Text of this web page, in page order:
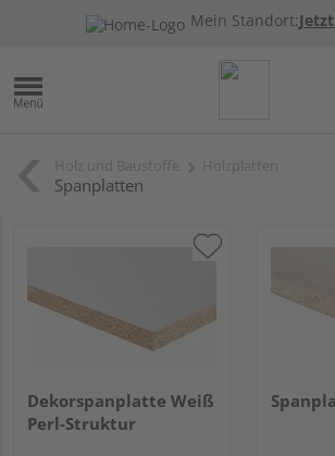
Mein Standort:
Spanplatten
Dekorspanplatte Weiß
Perl-Struktur